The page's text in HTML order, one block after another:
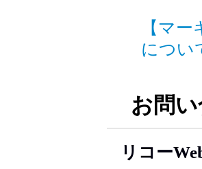
【マ
につ
お問
リコー